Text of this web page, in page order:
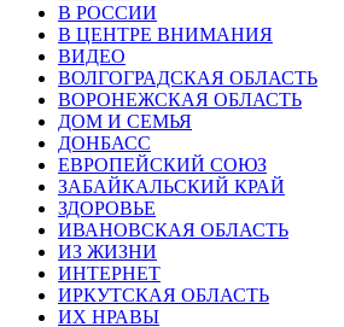
В РОССИИ
В ЦЕНТРЕ ВНИМАНИЯ
ВИДЕО
ВОЛГОГРАДСКАЯ ОБЛАСТЬ
ВОРОНЕЖСКАЯ ОБЛАСТЬ
ДОМ И СЕМЬЯ
ДОНБАСС
ЕВРОПЕЙСКИЙ СОЮЗ
ЗАБАЙКАЛЬСКИЙ КРАЙ
ЗДОРОВЬЕ
ИВАНОВСКАЯ ОБЛАСТЬ
ИЗ ЖИЗНИ
ИНТЕРНЕТ
ИРКУТСКАЯ ОБЛАСТЬ
ИХ НРАВЫ